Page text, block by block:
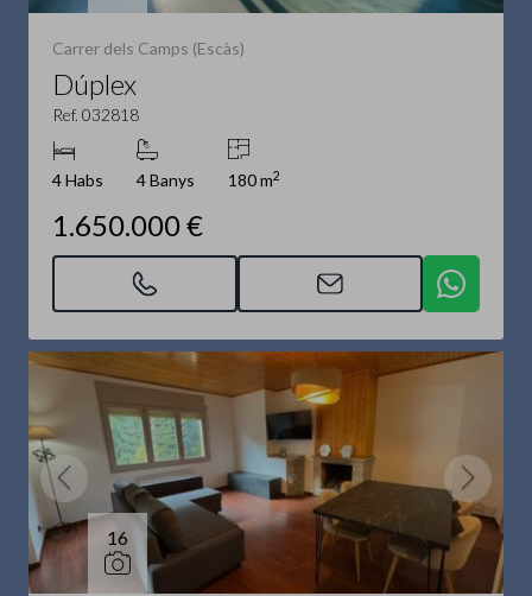
Carrer dels Camps (Escàs)
Dúplex
Ref. 032818
4 Habs 4 Banys 180 m2
1.650.000 €
16